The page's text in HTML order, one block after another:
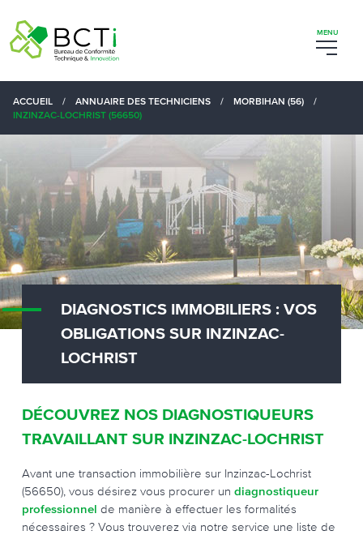
ACCUEIL / ANNUAIRE DES TECHNICIENS / MORBIHAN (56)
/
INZINZAC-LOCHRIST (56650)
DIAGNOSTICS IMMOBILIERS : VOS
OBLIGATIONS SUR INZINZAC-
LOCHRIST
DÉCOUVREZ NOS DIAGNOSTIQUEURS
TRAVAILLANT SUR INZINZAC-LOCHRIST
Avant une transaction immobilière sur Inzinzac-Lochrist
(56650), vous désirez vous procurer un diagnostiqueur
professionnel de manière à effectuer les formalités
nécessaires ? Vous trouverez via notre service une liste de